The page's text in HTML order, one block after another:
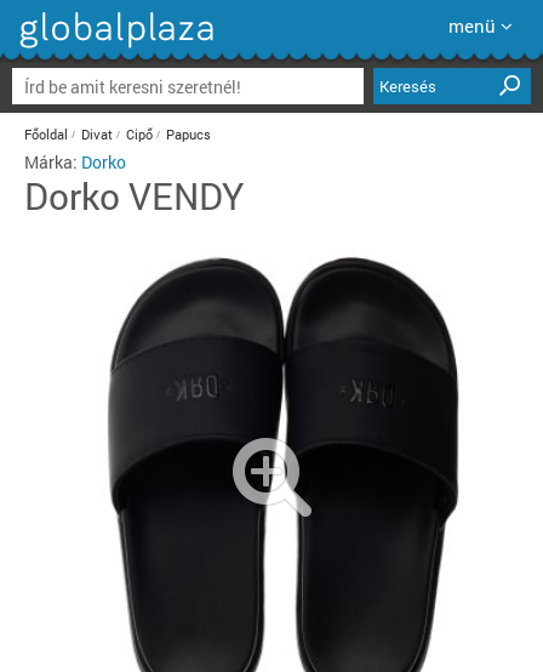
menü
Keresés
Főoldal Divat Cipő Papucs
Márka: Dorko
Dorko VENDY